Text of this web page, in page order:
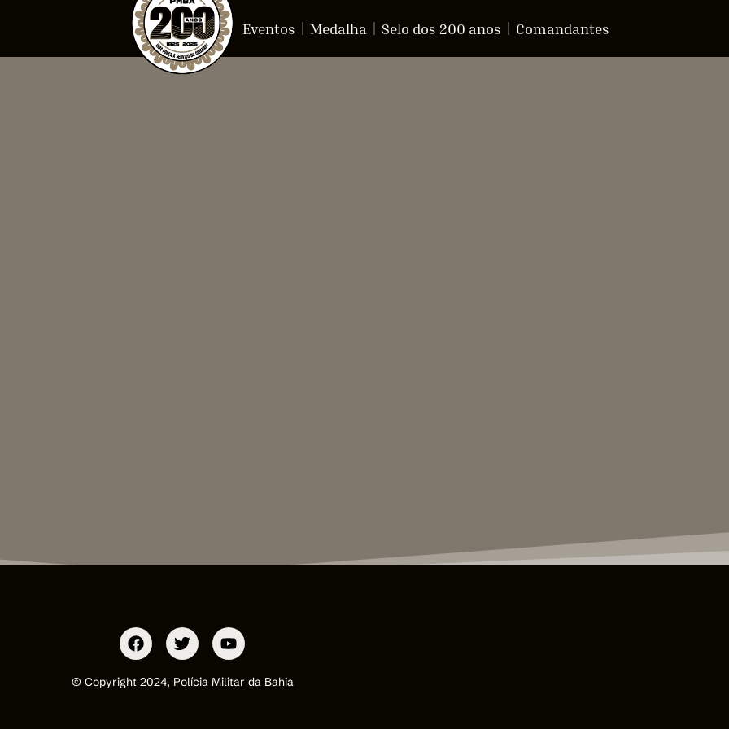
Eventos Medalha Selo dos 200 anos Comandantes
© Copyright 2024, Polícia Militar da Bahia